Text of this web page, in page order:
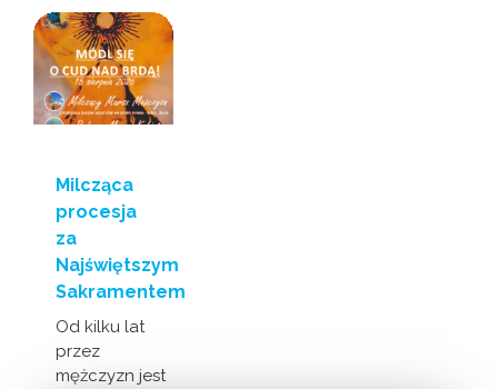
Milcząca
procesja
za
Najświętszym
Sakramentem
Od kilku lat
przez
mężczyzn jest